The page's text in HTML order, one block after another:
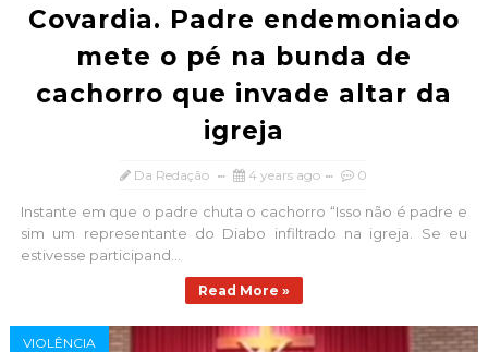
Covardia. Padre endemoniado
mete o pé na bunda de
cachorro que invade altar da
igreja
Da Redação 4 years ago 0
Instante em que o padre chuta o cachorro “Isso não é padre e
sim um representante do Diabo infiltrado na igreja. Se eu
estivesse participand...
Read More »
VIOLÊNCIA